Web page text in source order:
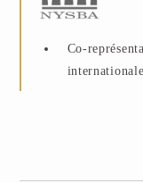
Co-